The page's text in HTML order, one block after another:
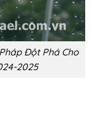
Đột Phá Cho
2025